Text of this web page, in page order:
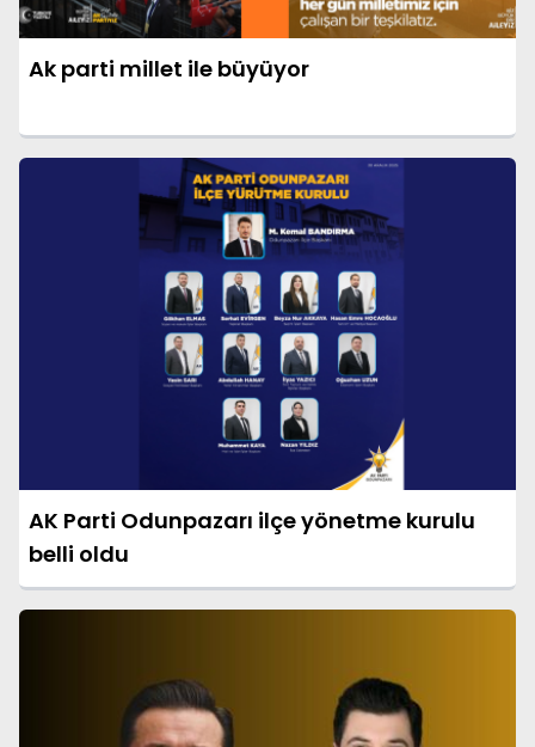
Ak parti millet ile büyüyor
AK Parti Odunpazarı ilçe yönetme kurulu
belli oldu